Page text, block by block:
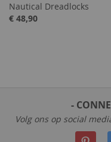
Nautical Dreadlocks
€ 48,90
-
Volg ons op social